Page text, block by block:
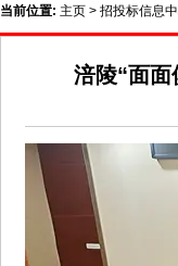
当前位置: 主页 > 招投标信息
涪陵“面